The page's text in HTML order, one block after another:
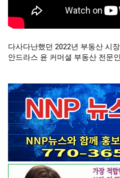
다사다난했던 2022년 부동산 시
안드라스 윤 커머셜 부동산 전문